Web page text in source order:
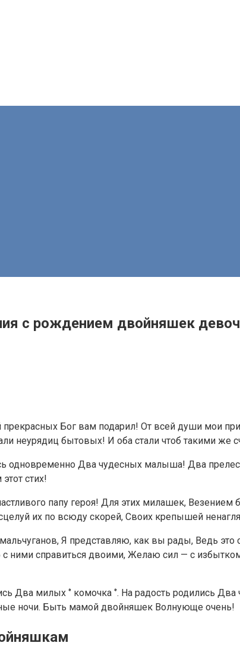
с рождением двойняшек
Бог вам подарил! От всей души мои
неурядиц бытовых! И оба стали чтоб такими же
Два чудесных малыша! Два
стих!
папу героя! Для этих милашек, Везением
их по всюду скорей, Своих крепышей
Я представляю, как вы рады, Ведь это
ними справиться двоими, Желаю сил — с
милых ‘’ комочка ‘’. На радость родились
ночи. Быть мамой двойняшек Волнующе очень!